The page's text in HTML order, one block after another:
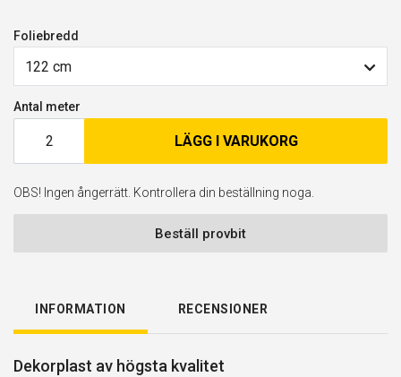
Foliebredd
122 cm
Antal meter
LÄGG I VARUKORG
OBS! Ingen ångerrätt. Kontrollera din beställning noga.
Beställ provbit
INFORMATION RECENSIONER
Dekorplast av högsta kvalitet